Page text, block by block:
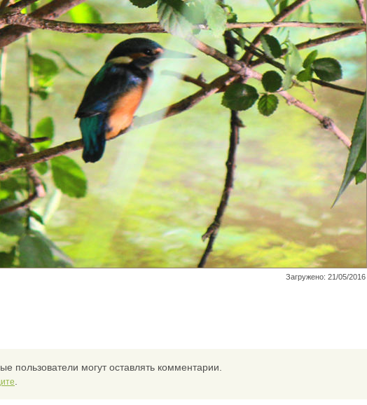
Загружено: 21/05/2016
пользователи могут оставлять комментарии.